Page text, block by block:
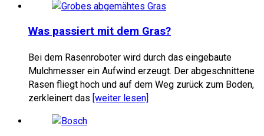
Was passiert mit dem Gras?
Bei dem Rasenroboter wird durch das eingebaute
Mulchmesser ein Aufwind erzeugt. Der abgeschnittene
Rasen fliegt hoch und auf dem Weg zurück zum Boden,
zerkleinert das [weiter lesen]